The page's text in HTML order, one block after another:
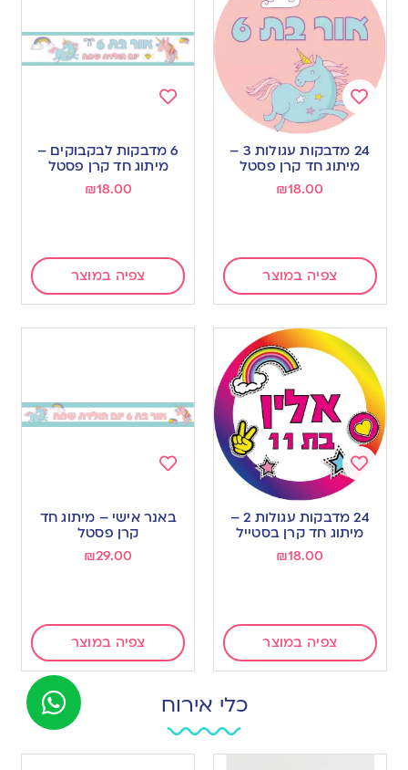
Add
to
wishlist
24 מדבקות עגולות 3 –
מיתוג חד קרן פסטל
₪18.00
צפיה במוצר
to
wishlist
6 מדבקות לבקבוקים –
מיתוג חד קרן פסטל
₪18.00
צפיה במוצר
Add
to
wishlist
24 מדבקות עגולות 2 –
מיתוג חד קרן בסטייל
₪18.00
צפיה במוצר
to
wishlist
באנר אישי – מיתוג חד
קרן פסטל
₪29.00
צפיה במוצר
כלי אירוח